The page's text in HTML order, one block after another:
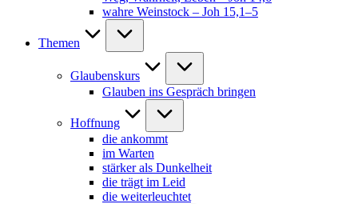
wahre Weinstock – Joh 15,1–5
Themen
Glaubenskurs
Glauben ins Gespräch bringen
Hoffnung
die ankommt
im Warten
stärker als Dunkelheit
die trägt im Leid
die weiterleuchtet